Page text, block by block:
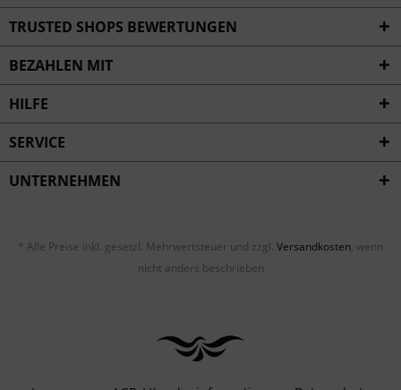
TRUSTED SHOPS BEWERTUNGEN
BEZAHLEN MIT
HILFE
SERVICE
UNTERNEHMEN
* Alle Preise inkl. gesetzl. Mehrwertsteuer und zzgl. Versandkosten, wenn
nicht anders beschrieben